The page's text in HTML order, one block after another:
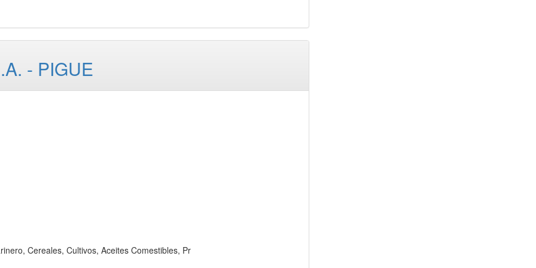
- PIGUE
Cereales, Cultivos, Aceites Comestibles, Pr